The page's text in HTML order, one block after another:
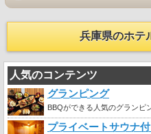
兵庫県のホテ
人気のコンテンツ
グランピング
BBQができる人気のグランピ
プライベートサウナ